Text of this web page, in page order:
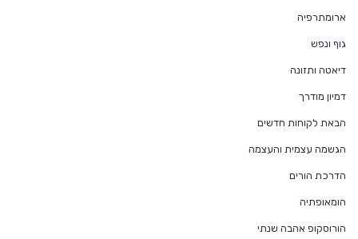
ארומתרפיה
גוף ונפש
דיאטה ותזונה
דמיון מודרך
הבאת לקוחות חדשים
הגשמה עצמית והעצמה
הדרכת הורים
הומאופתיה
הורוסקופ אהבה שנתי